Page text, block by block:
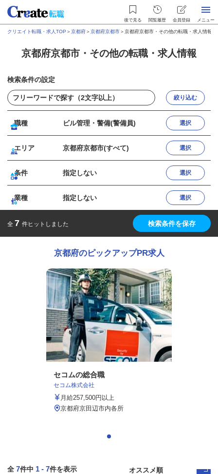
後で見る 閲覧履歴 会員登録 メニュー
クリエイト転職・求人TOP ＞京都府＞京都府京都市＞京都府京都市・その他の転職・求人情報
京都府京都市・その他の転職・求人情報
検索条件の設定
絞り込む
職種 ビル管理・警備(警備員) 選択
エリア 京都府京都市(すべて) 選択
条件 指定しない 選択
業種 指定しない 選択
全 7 件ヒットしました 検索条件を保存
京都府のピックアップPR求人
セコムの総合職
セコム株式会社
月給257,500円以上
京都府京田辺市内各所
全 7件中 1 - 7件を表示